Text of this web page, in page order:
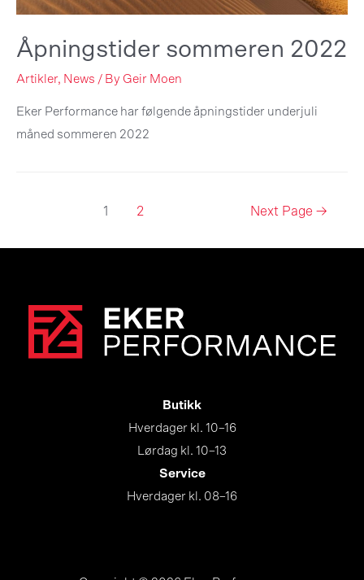
Åpningstider sommeren 2022
Artikler, News / By Geir Moen
Eker Performance har følgende åpningstider underjuli
måned sommeren 2022
1 2 Next Page→
Butikk
Hverdager kl. 10–16
Lørdag kl. 10–13
Service
Hverdager kl. 08–16